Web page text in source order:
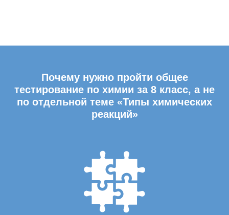
Почему нужно пройти общее
тестирование по химии за 8 класс, а не
по отдельной теме «Типы химических
реакций»